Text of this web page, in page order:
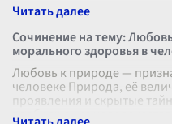
мы говорим о нравственных
Сочинение на тему:
морального здоровья в
Любовь к природе —
человеке Природа, её
проявления и скрытые
воображение